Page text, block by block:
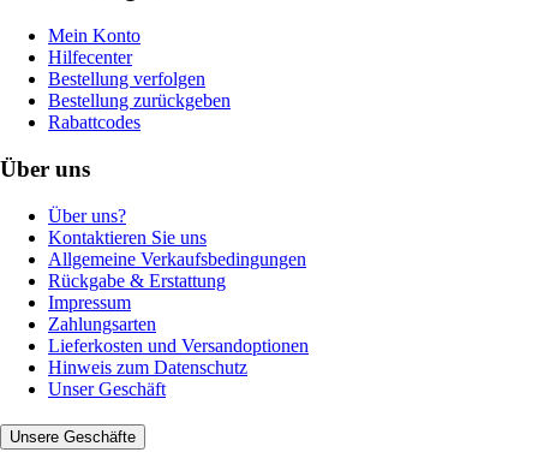
Mein Konto
Hilfecenter
Bestellung verfolgen
Bestellung zurückgeben
Rabattcodes
Über uns
Über uns?
Kontaktieren Sie uns
Allgemeine Verkaufsbedingungen
Rückgabe & Erstattung
Impressum
Zahlungsarten
Lieferkosten und Versandoptionen
Hinweis zum Datenschutz
Unser Geschäft
Unsere Geschäfte